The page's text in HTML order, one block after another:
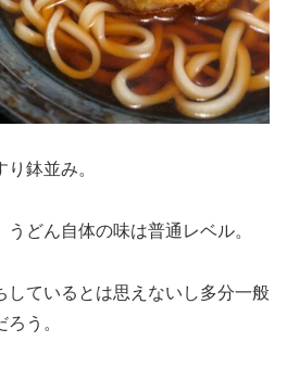
鉢並み。
どん自体の味は普通レベル。
しているとは思えないし多分一般
う。